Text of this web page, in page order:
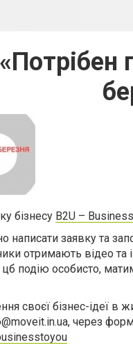
бізнесу B2U –
написати заявку та
отримають відео
подію особисто,
своєї бізнес-ідеї
, через